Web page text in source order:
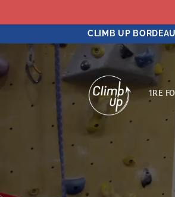
au
contenu
CLIMB UP
1RE